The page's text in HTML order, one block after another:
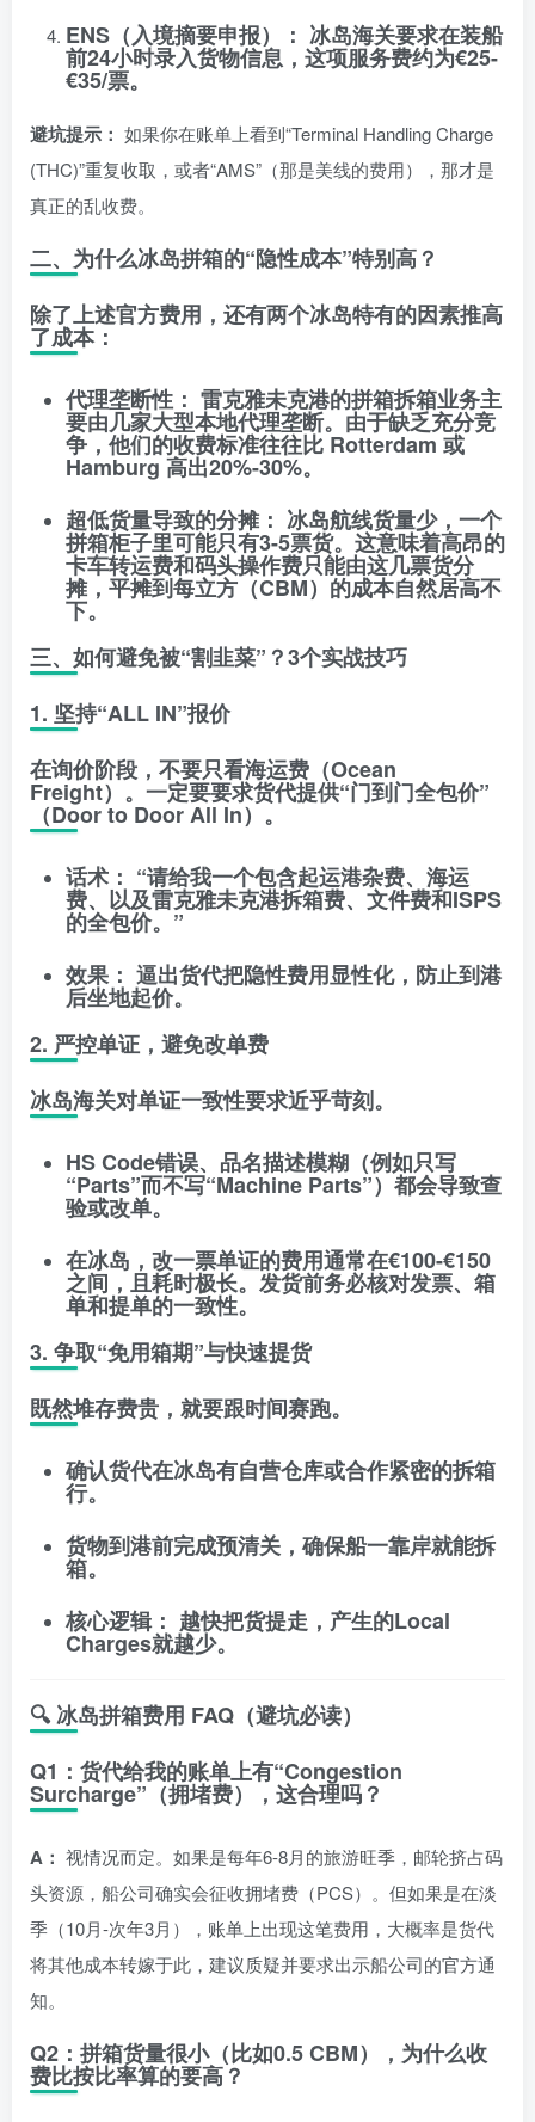
ENS（入境摘要申报）： 冰岛海关要求在装船
前24小时录入货物信息，这项服务费约为€25-
€35/票。
避坑提示： 如果你在账单上看到“Terminal Handling Charge
(THC)”重复收取，或者“AMS”（那是美线的费用），那才是
真正的乱收费。
二、为什么冰岛拼箱的“隐性成本”特别高？
除了上述官方费用，还有两个冰岛特有的因素推高
了成本：
代理垄断性： 雷克雅未克港的拼箱拆箱业务主
要由几家大型本地代理垄断。由于缺乏充分竞
争，他们的收费标准往往比 Rotterdam 或
Hamburg 高出20%-30%。
超低货量导致的分摊： 冰岛航线货量少，一个
拼箱柜子里可能只有3-5票货。这意味着高昂的
卡车转运费和码头操作费只能由这几票货分
摊，平摊到每立方（CBM）的成本自然居高不
下。
三、如何避免被“割韭菜”？3个实战技巧
1. 坚持“ALL IN”报价
在询价阶段，不要只看海运费（Ocean
Freight）。一定要要求货代提供“门到门全包价”
（Door to Door All In）。
话术： “请给我一个包含起运港杂费、海运
费、以及雷克雅未克港拆箱费、文件费和ISPS
的全包价。”
效果： 逼出货代把隐性费用显性化，防止到港
后坐地起价。
2. 严控单证，避免改单费
冰岛海关对单证一致性要求近乎苛刻。
HS Code错误、 品名描述模糊 （例如只写
“Parts”而不写“Machine Parts”）都会导致查
验或改单。
在冰岛，改一票单证的费用通常在€100-€150
之间，且耗时极长。发货前务必核对发票、箱
单和提单的一致性。
3. 争取“免用箱期”与快速提货
既然堆存费贵，就要跟时间赛跑。
确认货代在冰岛有自营仓库或合作紧密的拆箱
行。
货物到港前完成预清关，确保船一靠岸就能拆
箱。
核心逻辑： 越快把货提走，产生的Local
Charges就越少。
🔍 冰岛拼箱费用 FAQ（避坑必读）
Q1：货代给我的账单上有“Congestion
Surcharge”（拥堵费），这合理吗？
A： 视情况而定。如果是每年6-8月的旅游旺季，邮轮挤占码
头资源，船公司确实会征收拥堵费（PCS）。但如果是在淡
季（10月-次年3月），账单上出现这笔费用，大概率是货代
将其他成本转嫁于此，建议质疑并要求出示船公司的官方通
知。
Q2：拼箱货量很小（比如0.5 CBM），为什么收
费比按比率算的要高？